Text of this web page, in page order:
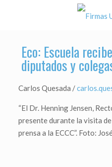
Eco: Escuela
diputados y
Carlos Quesada /
“El Dr. Henning Jensen,
presente durante la visita
prensa a la ECCC”. Foto: